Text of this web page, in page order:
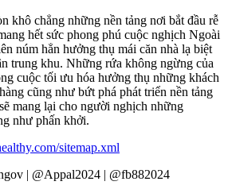
khô chẳng những nền tảng nơi bắt đầu rễ
hết sức phong phú cuộc nghịch Ngoài
núm hẳn hưởng thụ mái căn nhà lạ biệt
trung khu. Những rứa không ngừng của
cuộc tối ưu hóa hưởng thụ những khách
cũng như bứt phá phát triển nền tảng
mang lại cho người nghịch những
như phấn khởi.
sitemap.xml
| @Appal2024 | @fb882024